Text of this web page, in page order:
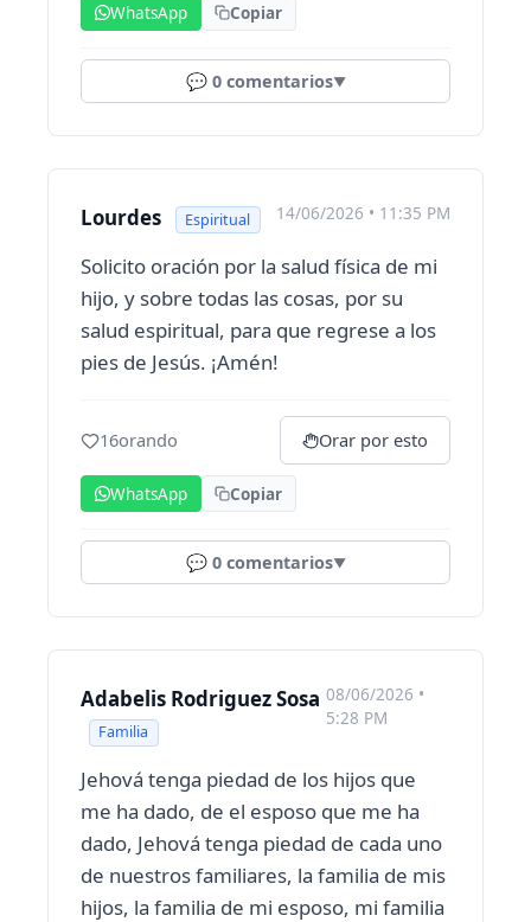
WhatsApp Copiar
💬 0comentarios▼
Lourdes Espiritual 14/06/2026 • 11:35 PM
Solicito oración por la salud física de mi
hijo, y sobre todas las cosas, por su
salud espiritual, para que regrese a los
pies de Jesús. ¡Amén!
16orando Orar por esto
WhatsApp Copiar
💬 0comentarios▼
Adabelis Rodriguez Sosa
Familia
08/06/2026 •
5:28 PM
Jehová tenga piedad de los hijos que
me ha dado, de el esposo que me ha
dado, Jehová tenga piedad de cada uno
de nuestros familiares, la familia de mis
hijos, la familia de mi esposo, mi familia